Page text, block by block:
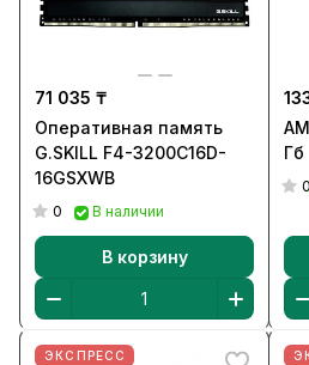
71 035 ₸
Оперативная память
G.SKILL F4-3200C16D-
16GSXWB
0 В наличии
В корзину
Гб
0
ЭКСПРЕСС